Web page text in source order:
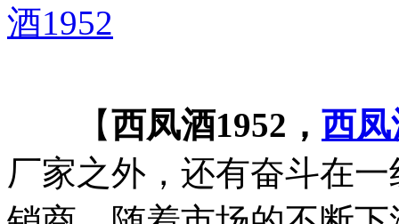
酒1952
【西凤酒1952， 西
厂家之外，还有奋斗在